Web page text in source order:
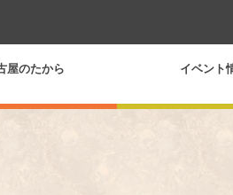
屋のたから イベント